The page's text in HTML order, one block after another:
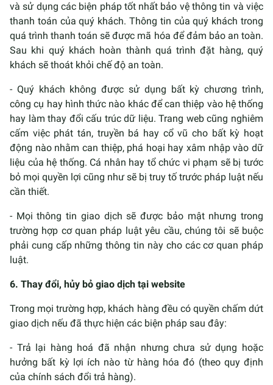
và sử dụng các biện pháp tốt nhất bảo vệ thông tin và việc
thanh toán của quý khách. Thông tin của quý khách trong
quá trình thanh toán sẽ được mã hóa để đảm bảo an toàn.
Sau khi quý khách hoàn thành quá trình đặt hàng, quý
khách sẽ thoát khỏi chế độ an toàn.
- Quý khách không được sử dụng bất kỳ chương trình,
công cụ hay hình thức nào khác để can thiệp vào hệ thống
hay làm thay đổi cấu trúc dữ liệu. Trang web cũng nghiêm
cấm việc phát tán, truyền bá hay cổ vũ cho bất kỳ hoạt
động nào nhằm can thiệp, phá hoại hay xâm nhập vào dữ
liệu của hệ thống. Cá nhân hay tổ chức vi phạm sẽ bị tước
bỏ mọi quyền lợi cũng như sẽ bị truy tố trước pháp luật nếu
cần thiết.
- Mọi thông tin giao dịch sẽ được bảo mật nhưng trong
trường hợp cơ quan pháp luật yêu cầu, chúng tôi sẽ buộc
phải cung cấp những thông tin này cho các cơ quan pháp
luật.
6. Thay đổi, hủy bỏ giao dịch tại website
Trong mọi trường hợp, khách hàng đều có quyền chấm dứt
giao dịch nếu đã thực hiện các biện pháp sau đây:
- Trả lại hàng hoá đã nhận nhưng chưa sử dụng hoặc
hưởng bất kỳ lợi ích nào từ hàng hóa đó (theo quy định
của chính sách đổi trả hàng).